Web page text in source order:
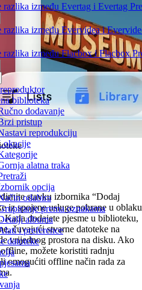
razlika između Evertag i Evertag
razlika između Evervidea i
razlika između Flacbox i Flacbox
biblioteka
dodavanje
pristup
reprodukciju
alatna traka
opcija
odabira
prema oznakama
albuma
i preference
datoteke
stavku izbornika “Dodaj
iz spojene usluge pohrane u oblaku
Kada dodajete pjesme u biblioteku,
čuvajući stvarne datoteke na
vrijednog prostora na disku. Ako
možete koristiti radnju
omogućiti offline način rada za